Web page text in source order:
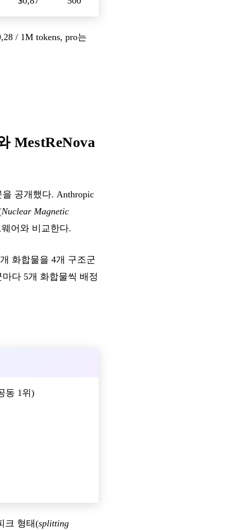
/ 1M tokens, pro는
MestReNova
공개했다. Anthropic
Nuclear Magnetic
어와 비교한다.
화합물을 4개 구조군
다 5개 화합물씩 배정
동 1위)
크 형태(splitting